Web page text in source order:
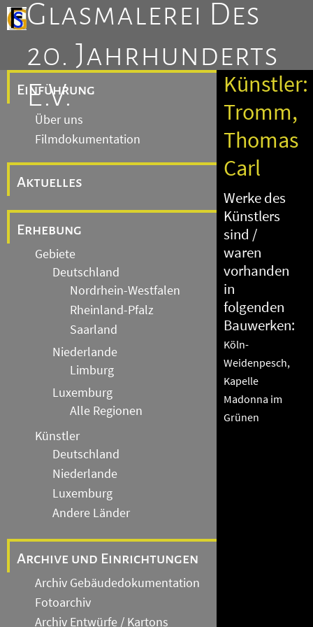
Glasmalerei Des
20. Jahrhunderts
E.V.
Einführung
Über uns
Filmdokumentation
Aktuelles
Erhebung
Gebiete
Deutschland
Nordrhein-Westfalen
Rheinland-Pfalz
Saarland
Niederlande
Limburg
Luxemburg
Alle Regionen
Künstler
Deutschland
Niederlande
Luxemburg
Andere Länder
Archive und Einrichtungen
Archiv Gebäudedokumentation
Fotoarchiv
Archiv Entwürfe / Kartons
Künstler:
Tromm,
Thomas
Carl
Werke des
Künstlers
sind /
waren
vorhanden
in
folgenden
Bauwerken:
Köln-
Weidenpesch,
Kapelle
Madonna im
Grünen